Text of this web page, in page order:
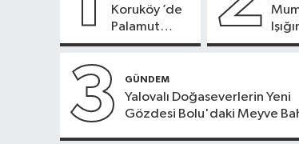
Koruköy ’de
Palamut
Sezonu
3 GÜNDEM
Yalovalı Doğaseverlerin Yeni
Gözdesi Bolu'daki Meyve